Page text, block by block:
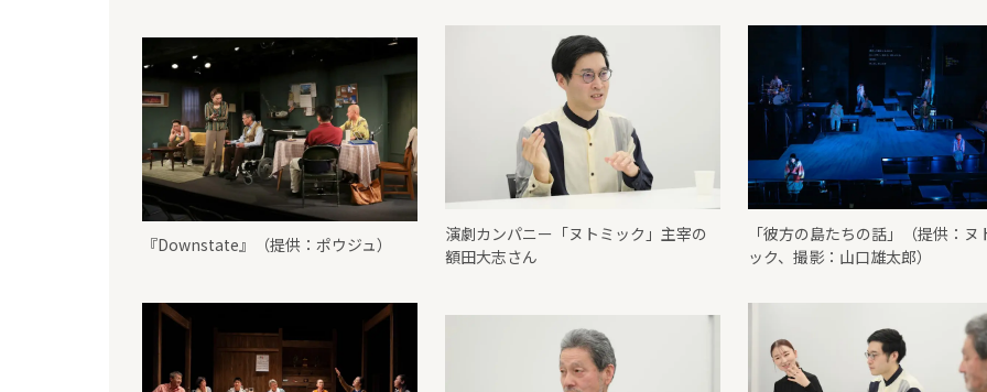
『Downstate』（提供：ポウジュ）
演劇カンパニー「ヌトミック」主宰の
額田大志さん
「彼方の島たちの話」（提供：ヌ
ック、撮影：山口雄太郎）